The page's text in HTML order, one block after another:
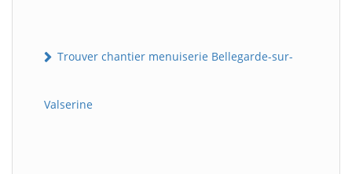
Trouver chantier menuiserie Bellegarde-sur-
Valserine